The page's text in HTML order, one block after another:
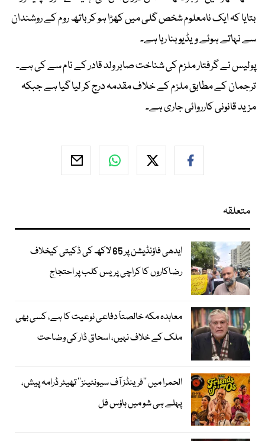
بتایا کہ ایک نامعلوم شخص گلی میں کھڑا ہو کر باتھ روم کے روشندان
سے نہاتے ہوئے ویڈیو بنا رہا ہے۔
پولیس نے گرفتار ملزم کی شناخت صابر ولد قادر کے نام سے کی ہے۔
ترجمان کے مطابق ملزم کے خلاف مقدمہ درج کر لیا گیا ہے جبکہ
مزید قانونی کارروائی جاری ہے۔
متعلقہ
ایدھی فاؤنڈیشن پر 65 لاکھ کی ڈکیتی کیخلاف
رضاکاروں کا کراچی پریس کلب پر احتجاج
معاہدہ مکہ خالصتاً دفاعی نوعیت کا ہے، کسی بھی
ملک کے خلاف نہیں، اسحاق ڈار کی وضاحت
الحمرا میں ’’فرینڈز آف سیونٹینز‘‘ تھیٹر ڈرامہ پیش،
پہلے ہی شو میں ہاؤس فل